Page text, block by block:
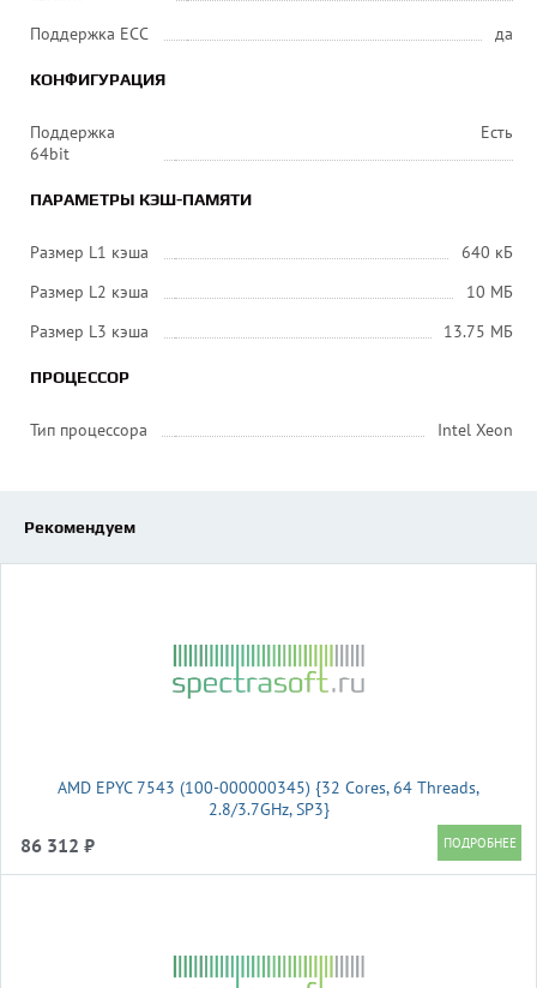
Поддержка ECC да
КОНФИГУРАЦИЯ
Поддержка
64bit
Есть
ПАРАМЕТРЫ КЭШ-ПАМЯТИ
Размер L1 кэша
640 кБ
Размер L2 кэша
10 МБ
Размер L3 кэша
13.75 MБ
ПРОЦЕССОР
Тип процессора Intel Xeon
Рекомендуем
AMD EPYC 7543 (100-000000345) {32 Cores, 64 Threads,
2.8/3.7GHz, SP3}
86 312 ₽